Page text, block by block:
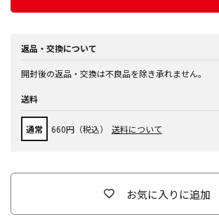
返品・交換について
開封後の返品・交換は不良品を除き承れません。
送料
通常 660円（税込） 送料について
お気に入りに追加